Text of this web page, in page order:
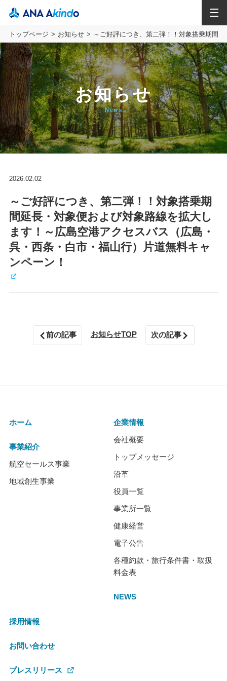
トップページ お知らせ ～ご好評につき、第二弾！！対象搭乗期間
お知らせ
News
2026.02.02
～ご好評につき、第二弾！！対象搭乗期
間延長・対象便および対象路線を拡大し
ます！～広島空港アクセスバス（広島・
呉・西条・白市・福山行）片道無料キャ
ンペーン！
前の記事 お知らせTOP 次の記事
ホーム
事業紹介
航空セールス事業
地域創生事業
企業情報
会社概要
トップメッセージ
沿革
役員一覧
事業所一覧
健康経営
電子公告
各種約款・旅行条件書・取扱
料金表
NEWS
採用情報
お問い合わせ
プレスリリース